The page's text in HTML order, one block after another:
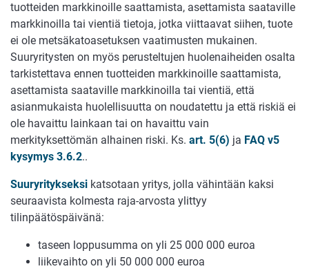
tuotteiden markkinoille saattamista, asettamista saataville
markkinoilla tai vientiä tietoja, jotka viittaavat siihen, tuote
ei ole metsäkatoasetuksen vaatimusten mukainen.
Suuryritysten on myös perusteltujen huolenaiheiden osalta
tarkistettava ennen tuotteiden markkinoille saattamista,
asettamista saataville markkinoilla tai vientiä, että
asianmukaista huolellisuutta on noudatettu ja että riskiä ei
ole havaittu lainkaan tai on havaittu vain
merkityksettömän alhainen riski. Ks. art. 5(6) ja FAQ v5
kysymys 3.6.2..
Suuryritykseksi katsotaan yritys, jolla vähintään kaksi
seuraavista kolmesta raja-arvosta ylittyy
tilinpäätöspäivänä:
taseen loppusumma on yli 25 000 000 euroa
liikevaihto on yli 50 000 000 euroa